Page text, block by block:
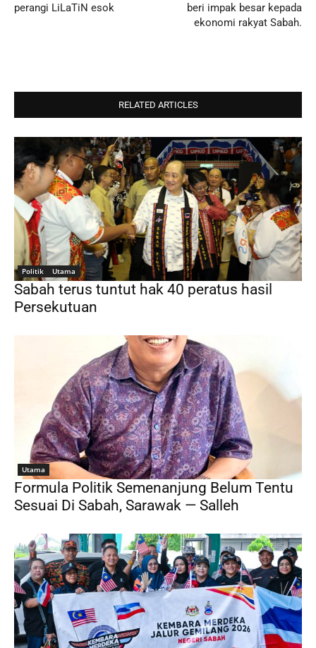
perangi LiLaTiN esok
beri impak besar kepada
ekonomi rakyat Sabah.
RELATED ARTICLES
Politik Utama
Sabah terus tuntut hak 40 peratus hasil
Persekutuan
Utama
Formula Politik Semenanjung Belum Tentu
Sesuai Di Sabah, Sarawak — Salleh